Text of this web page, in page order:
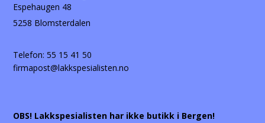
Espehaugen 48
5258 Blomsterdalen
Telefon:55 15 41 50
firmapost@lakkspesialisten.no
OBS! Lakkspesialisten har ikke butikk i Bergen!